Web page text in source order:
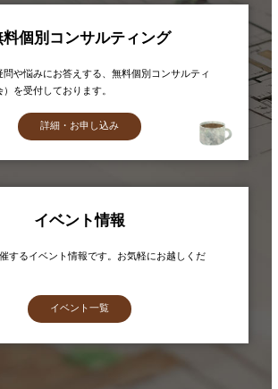
料個別コンサルティング
問や悩みにお答えする、無料個別コンサルティ
を受付しております。
詳細・お申し込み
イベント情報
するイベント情報です。お気軽にお越しくだ
イベント一覧